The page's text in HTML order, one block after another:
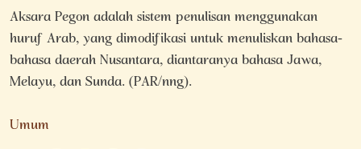
Aksara Pegon adalah sistem penulisan menggunakan
huruf Arab, yang dimodifikasi untuk menuliskan bahasa-
bahasa daerah Nusantara, diantaranya bahasa Jawa,
Melayu, dan Sunda. (PAR/nng).
Umum